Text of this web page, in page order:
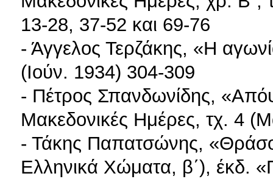
13-28, 37-52 και 69-76
- Άγγελος Τερζάκης, «Η
(Ιούν. 1934) 304-309
- Πέτρος Σπανδωνίδης,
Μακεδονικές Ημέρες, τχ. 4
- Τάκης Παπατσώνης,
Ελληνικά Χώματα, β΄), έκδ.